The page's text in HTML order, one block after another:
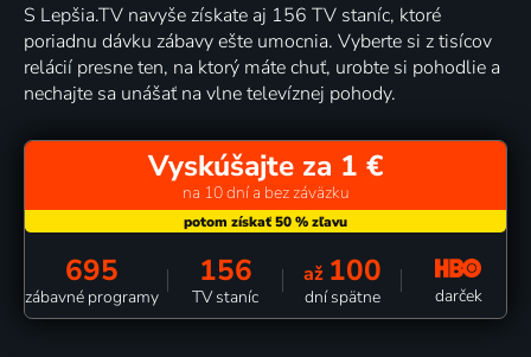
S Lepšia.TV navyše získate aj 156 TV staníc, ktoré
poriadnu dávku zábavy ešte umocnia. Vyberte si z tisícov
relácií presne ten, na ktorý máte chuť, urobte si pohodlie a
nechajte sa unášať na vlne televíznej pohody.
Vyskúšajte za 1 €
na 10 dní a bez záväzku
695
zábavné programy
156
TV staníc
až 100
dní spätne darček